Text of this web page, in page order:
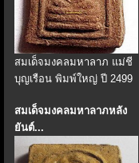
สมเด็จมงคลมหาลาภ แม่ชี
บุญเรือน พิมพ์ใหญ่ ปี 2499
สมเด็จมงคลมหาลาภหลัง
ยันต์...